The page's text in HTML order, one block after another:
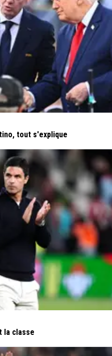
tout s'explique
la classe